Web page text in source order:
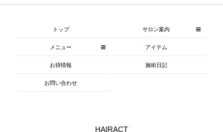
トップ サロン案内
メニュー アイテム
お得情報 施術日記
お問い合わせ
HAIRACT